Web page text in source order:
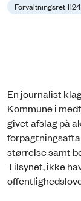
Forvaltningsret
En journalist
Kommune i
givet afslag på
størrelse samt
Tilsynet, ikke